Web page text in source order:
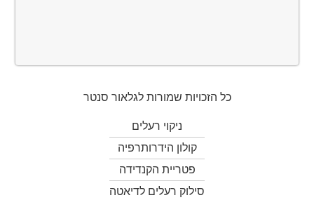
כל הזכויות שמורותלגלאור סנטר
ניקוי רעלים
קולון הידרותרפיה
פטריית הקנדידה
סילוק רעלים לדיאטה